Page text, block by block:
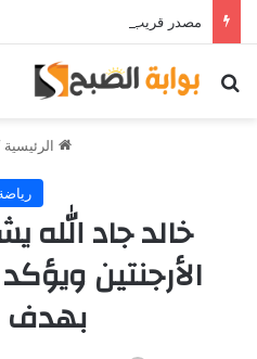
بحث عن
الرئيسية
خالد جاد
الأرجنتين
بهدف